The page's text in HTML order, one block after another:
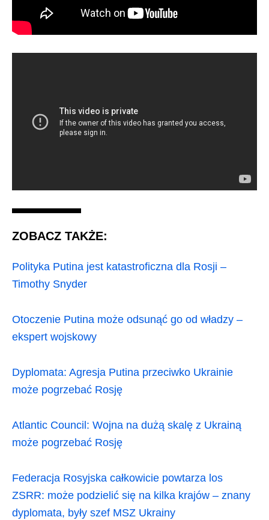
ZOBACZ TAKŻE:
Polityka Putina jest katastroficzna dla Rosji –
Timothy Snyder
Otoczenie Putina może odsunąć go od władzy –
ekspert wojskowy
Dyplomata: Agresja Putina przeciwko Ukrainie
może pogrzebać Rosję
Atlantic Council: Wojna na dużą skalę z Ukrainą
może pogrzebać Rosję
Federacja Rosyjska całkowicie powtarza los
ZSRR: może podzielić się na kilka krajów – znany
dyplomata, były szef MSZ Ukrainy